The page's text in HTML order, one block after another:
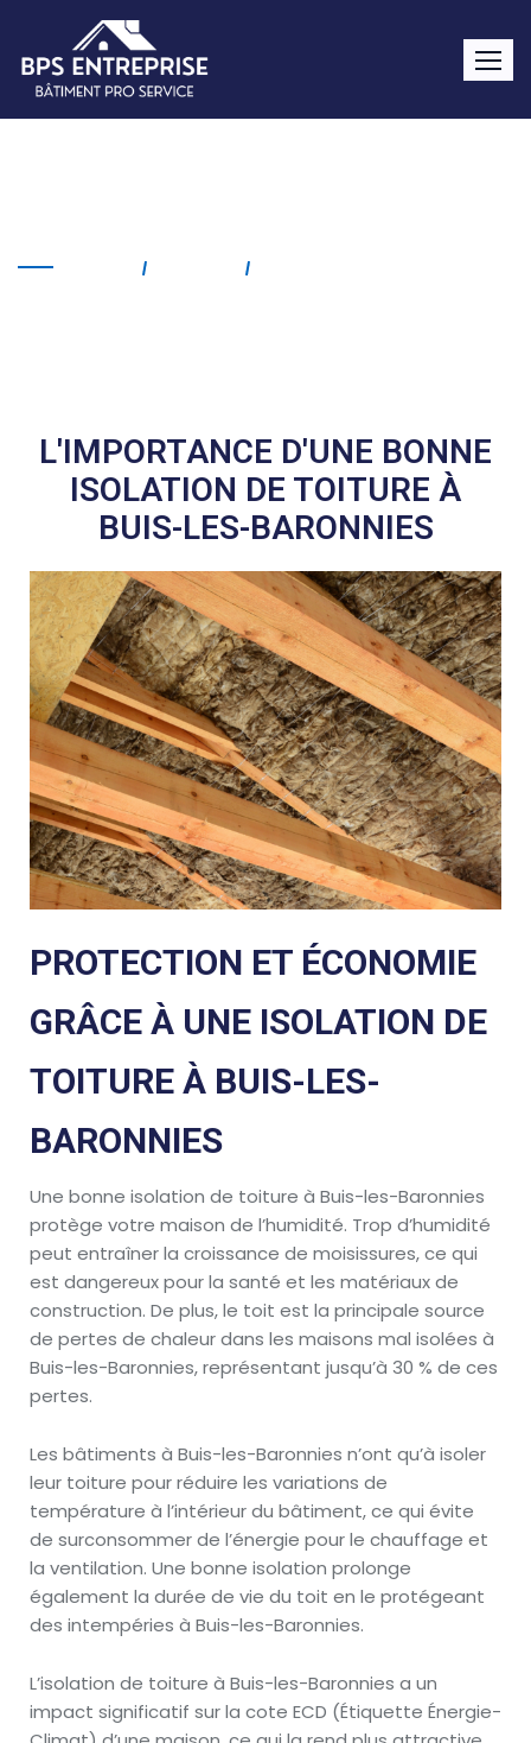
L'IMPORTANCE D'UNE BONNE
ISOLATION DE TOITURE À
BUIS-LES-BARONNIES
PROTECTION ET ÉCONOMIE
GRÂCE À UNE ISOLATION DE
TOITURE À BUIS-LES-
BARONNIES
Une bonne isolation de toiture à Buis-les-Baronnies
protège votre maison de l’humidité. Trop d’humidité
peut entraîner la croissance de moisissures, ce qui
est dangereux pour la santé et les matériaux de
construction. De plus, le toit est la principale source
de pertes de chaleur dans les maisons mal isolées à
Buis-les-Baronnies, représentant jusqu’à 30 % de ces
pertes.
Les bâtiments à Buis-les-Baronnies n’ont qu’à isoler
leur toiture pour réduire les variations de
température à l’intérieur du bâtiment, ce qui évite
de surconsommer de l’énergie pour le chauffage et
la ventilation. Une bonne isolation prolonge
également la durée de vie du toit en le protégeant
des intempéries à Buis-les-Baronnies.
L’isolation de toiture à Buis-les-Baronnies a un
impact significatif sur la cote ECD (Étiquette Énergie-